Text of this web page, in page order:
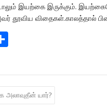
இயற்கை இருக்கும்.
தூவிய விதைகள்.காலத்தால்
ar
e
அலாவுதீன் யார்?